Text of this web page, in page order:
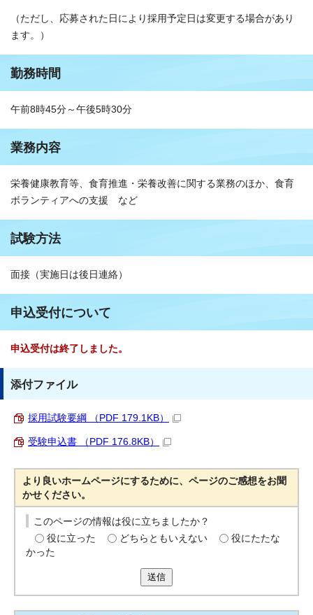
（ただし、応募された日により採用予定日は変更する場合があり
ます。）
勤務時間
午前8時45分～午後5時30分
業務内容
栄養健康教育等、食育推進・栄養改善に関する業務のほか、食育
ボランティアへの支援 など
試験方法
面接（実施日は後日連絡）
申込受付について
申込受付は終了しました。
添付ファイル
採用試験要綱 （PDF 179.1KB）
受験申込書 （PDF 176.8KB）
より良いホームページにするために、ページのご感想をお聞
かせください。
このページの情報は役に立ちましたか？
役に立った
どちらともいえない
役にたたな
かった
送信